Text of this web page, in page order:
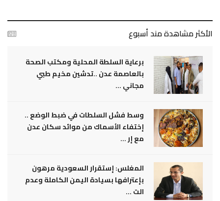
الأكثر مشاهدة مند أسبوع
برعاية السلطة المحلية ومكتب الصحة
بالعاصمة عدن ..تدشين مخيم طبي
مجاني ...
وسط فشل السلطات في ضبط الوضع ..
إختفاء الأسماك من موائد سكان عدن
مع إر ...
المغلس: إستقرار السعودية مرهون
بإعترافها بسيادة اليمن الكاملة وعدم
الت ...